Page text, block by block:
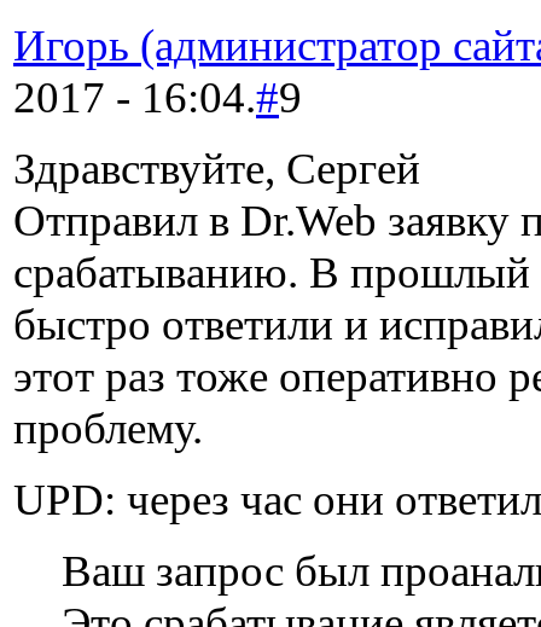
Игорь (администратор
2017 - 16:04.#9
Здравствуйте, Сергей
Отправил в Dr.Web заявку
срабатыванию. В прошлый
быстро ответили и
этот раз тоже оперативно
проблему.
UPD: через час они
Ваш запрос был